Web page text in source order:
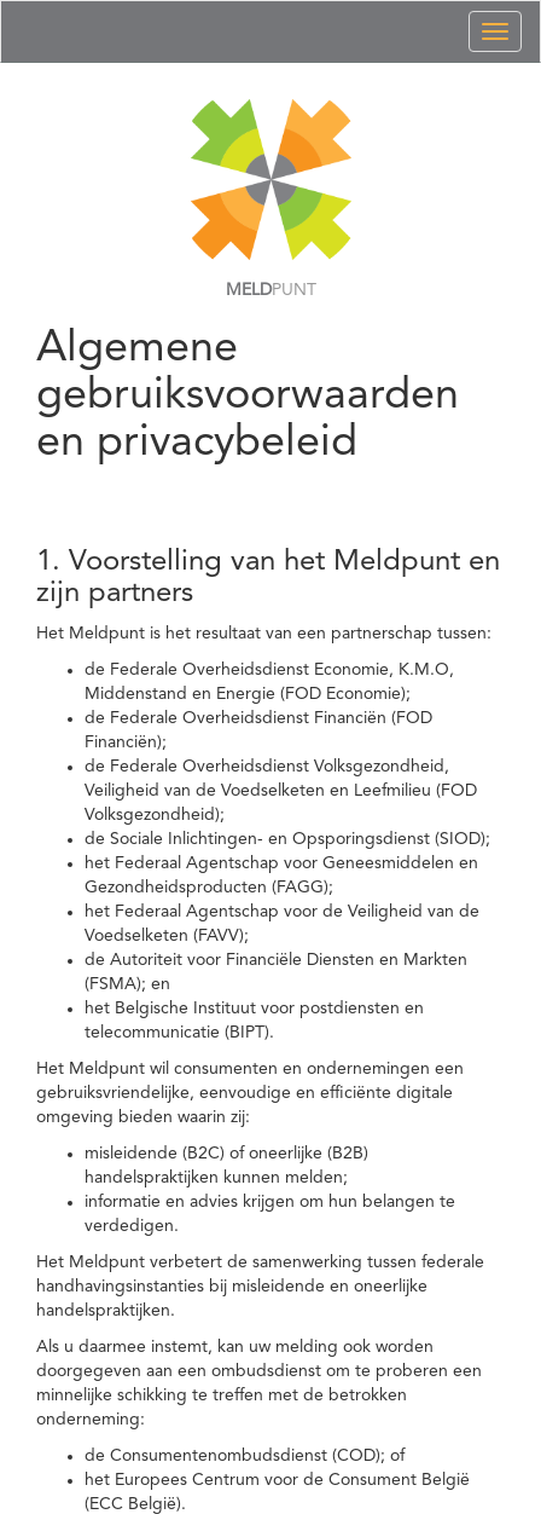
MELDPUNT
Algemene
gebruiksvoorwaarden
en privacybeleid
1. Voorstelling van het Meldpunt en
zijn partners
Het Meldpunt is het resultaat van een partnerschap tussen:
de Federale Overheidsdienst Economie, K.M.O,
Middenstand en Energie (FOD Economie);
de Federale Overheidsdienst Financiën (FOD
Financiën);
de Federale Overheidsdienst Volksgezondheid,
Veiligheid van de Voedselketen en Leefmilieu (FOD
Volksgezondheid);
de Sociale Inlichtingen- en Opsporingsdienst (SIOD);
het Federaal Agentschap voor Geneesmiddelen en
Gezondheidsproducten (FAGG);
het Federaal Agentschap voor de Veiligheid van de
Voedselketen (FAVV);
de Autoriteit voor Financiële Diensten en Markten
(FSMA); en
het Belgische Instituut voor postdiensten en
telecommunicatie (BIPT).
Het Meldpunt wil consumenten en ondernemingen een
gebruiksvriendelijke, eenvoudige en efficiënte digitale
omgeving bieden waarin zij:
misleidende (B2C) of oneerlijke (B2B)
handelspraktijken kunnen melden;
informatie en advies krijgen om hun belangen te
verdedigen.
Het Meldpunt verbetert de samenwerking tussen federale
handhavingsinstanties bij misleidende en oneerlijke
handelspraktijken.
Als u daarmee instemt, kan uw melding ook worden
doorgegeven aan een ombudsdienst om te proberen een
minnelijke schikking te treffen met de betrokken
onderneming:
de Consumentenombudsdienst (COD); of
het Europees Centrum voor de Consument België
(ECC België).